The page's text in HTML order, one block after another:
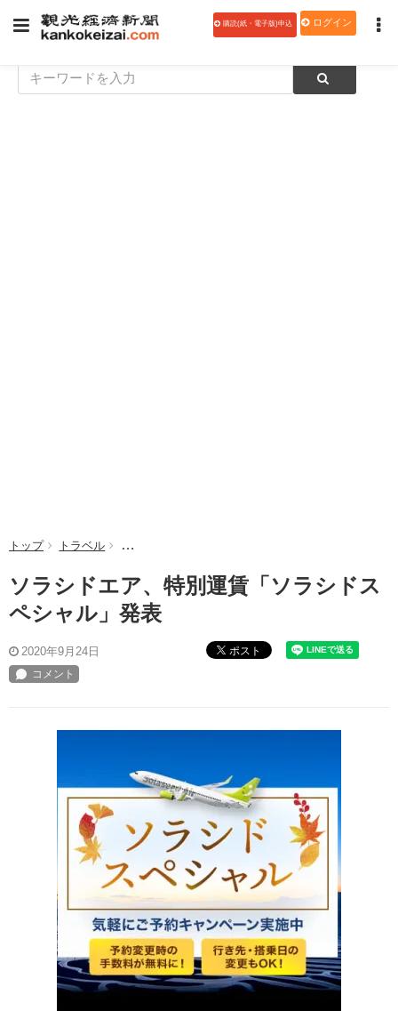
購読(紙・電子版)申込 ログイン
トップ トラベル ソラシドエア、特別運賃「ソラシドスペシャル」発表
ソラシドエア、特別運賃「ソラシドス
ペシャル」発表
2020年9月24日 ポスト